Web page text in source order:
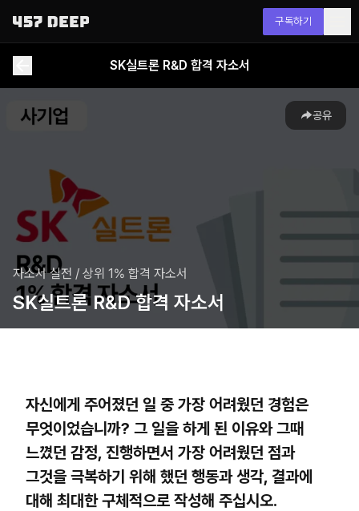
구독하기
SK실트론 R&D 합격 자소서
공유
자소서 실전 / 상위 1% 합격 자소서
SK실트론 R&D 합격 자소서
자신에게 주어졌던 일 중 가장 어려웠던 경험은
무엇이었습니까? 그 일을 하게 된 이유와 그때
느꼈던 감정, 진행하면서 가장 어려웠던 점과
그것을 극복하기 위해 했던 행동과 생각, 결과에
대해 최대한 구체적으로 작성해 주십시오.